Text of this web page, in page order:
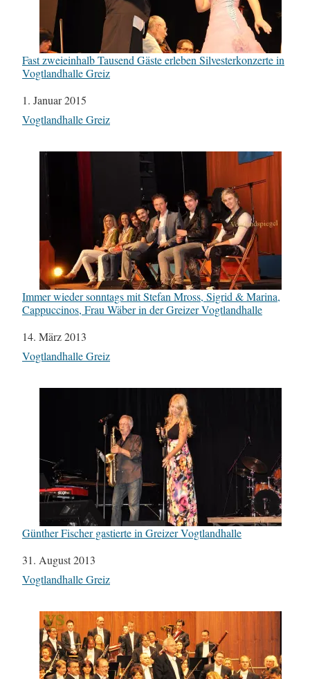
Fast zweieinhalb Tausend Gäste erleben Silvesterkonzerte in
Vogtlandhalle Greiz
Datum
1. Januar 2015
In Bezug auf
Vogtlandhalle Greiz
Immer wieder sonntags mit Stefan Mross, Sigrid & Marina,
Cappuccinos, Frau Wäber in der Greizer Vogtlandhalle
Datum
14. März 2013
In Bezug auf
Vogtlandhalle Greiz
Günther Fischer gastierte in Greizer Vogtlandhalle
Datum
31. August 2013
In Bezug auf
Vogtlandhalle Greiz